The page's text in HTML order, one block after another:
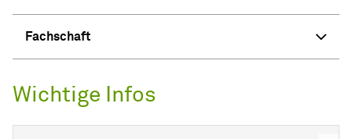
Fachschaft
Wichtige Infos